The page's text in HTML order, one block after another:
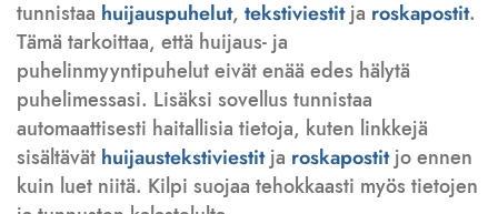
tunnistaa huijauspuhelut, tekstiviestitja roskapostit.
Tämä tarkoittaa, että huijaus- ja
puhelinmyyntipuhelut eivät enää edes hälytä
puhelimessasi. Lisäksi sovellus tunnistaa
automaattisesti haitallisia tietoja, kuten linkkejä
sisältävät huijaustekstiviestitja roskapostitjo ennen
kuin luet niitä. Kilpi suojaa tehokkaasti myös tietojen